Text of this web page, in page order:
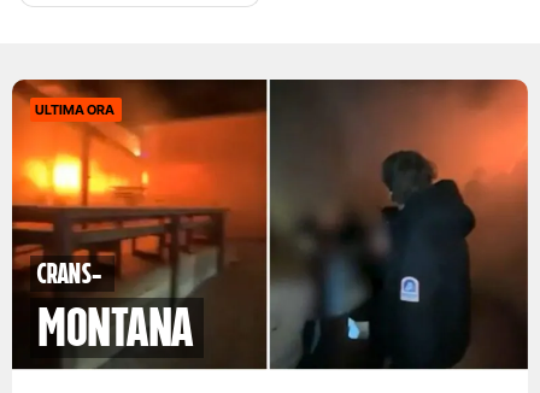
ULTIMA ORA
Crans-
Montana